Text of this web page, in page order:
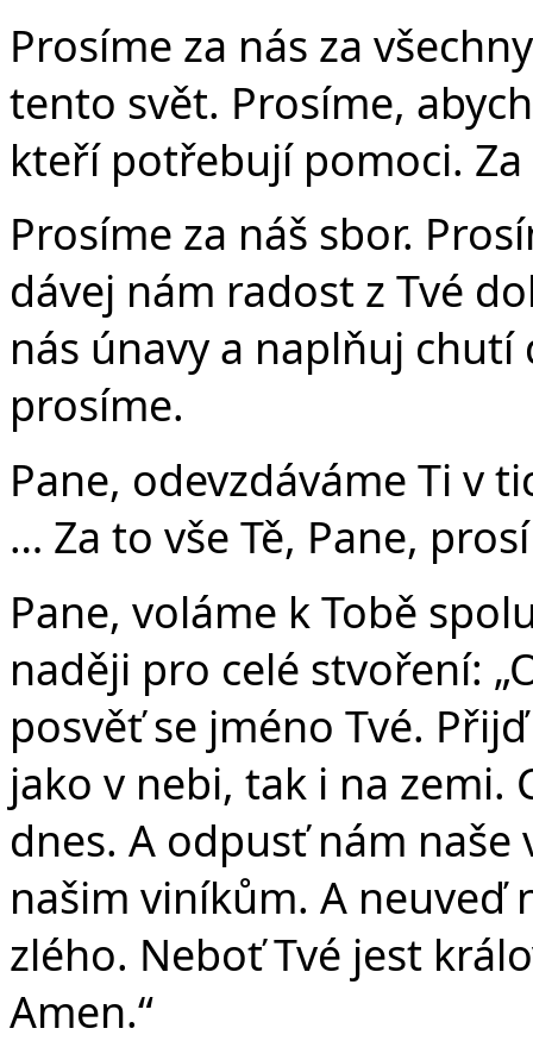
Prosíme za nás za
tento svět. Prosíme,
kteří potřebují pomoci.
Prosíme za náš sbor.
dávej nám radost z Tvé
nás únavy a naplňuj chutí
prosíme.
Pane, odevzdáváme Ti v
… Za to vše Tě, Pane,
Pane, voláme k Tobě
naději pro celé stvoření:
posvěť se jméno Tvé.
jako v nebi, tak i na zemi.
dnes. A odpusť nám
našim viníkům. A neuveď
zlého. Neboť Tvé jest
Amen.“